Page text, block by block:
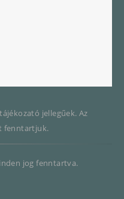
jellegűek. Az
fenntartjuk.
jog fenntartva.